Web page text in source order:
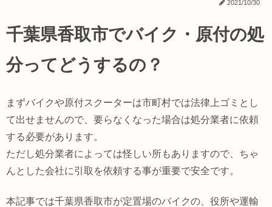
2021/10/30
千葉県香取市でバイク・原付の処
分ってどうするの？
まずバイクや原付スクーターは市町村では法律上ゴミとし
て出せませんので、要らなくなった場合は処分業者に依頼
する必要があります。
ただし処分業者によっては怪しい所もありますので、ちゃ
んとした会社に引取を依頼する事が重要で安全です。
本記事では千葉県香取市が定置場のバイクの、役所や運輸